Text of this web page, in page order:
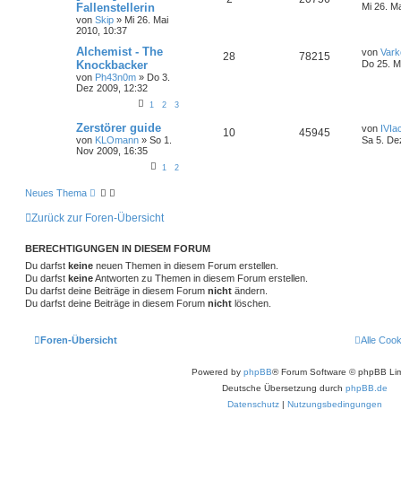
Fallenstellerin
von Skip » Mi 26. Mai
2010, 10:37
Mi 26.
Alchemist - The
Knockbacker
von Ph43n0m » Do 3.
Dez 2009, 12:32
1 2 3
28 78215 von
Do 25.
Zerstörer guide
von KLOmann » So 1.
Nov 2009, 16:35
1 2
10 45945 von
Sa 5.
Neues Thema
Zurück zur Foren-Übersicht
BERECHTIGUNGEN IN DIESEM FORUM
Du darfst keine neuen Themen in diesem Forum erstellen.
Du darfst keineAntworten zu Themen in diesem Forum erstellen.
Du darfst deine Beiträge in diesem Forum nicht ändern.
Du darfst deine Beiträge in diesem Forum nicht löschen.
Foren-Übersicht Alle
Powered by phpBB® Forum Software © phpBB
Deutsche Übersetzung durch phpBB.de
Datenschutz | Nutzungsbedingungen